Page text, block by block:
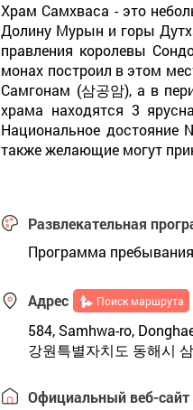
Храм Самхваса - это
Долину Мурын и горы
правления королевы
монах построил в этом
Самгонам (삼공암), а в
храма находятся 3
Национальное достояние
также желающие могут
Развлекательная
Программа
Адрес Поиск маршрута
584, Samhwa-ro,
강원특별자치도 동해시
Официальный веб-сайт